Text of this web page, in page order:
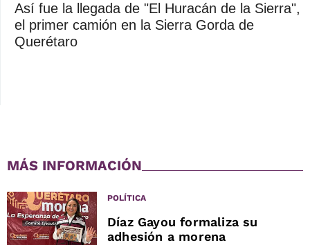
Así fue la llegada de "El Huracán de la Sierra",
el primer camión en la Sierra Gorda de
Querétaro
MÁS INFORMACIÓN
POLÍTICA
Díaz Gayou formaliza su
adhesión a morena